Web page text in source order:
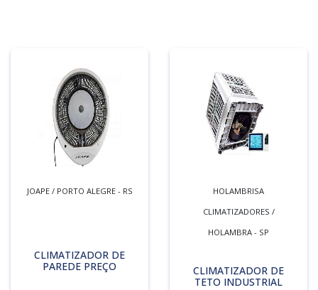
JOAPE / PORTO ALEGRE - RS
CLIMATIZADOR DE
PAREDE PREÇO
HOLAMBRISA
CLIMATIZADORES /
HOLAMBRA - SP
CLIMATIZADOR DE
TETO INDUSTRIAL